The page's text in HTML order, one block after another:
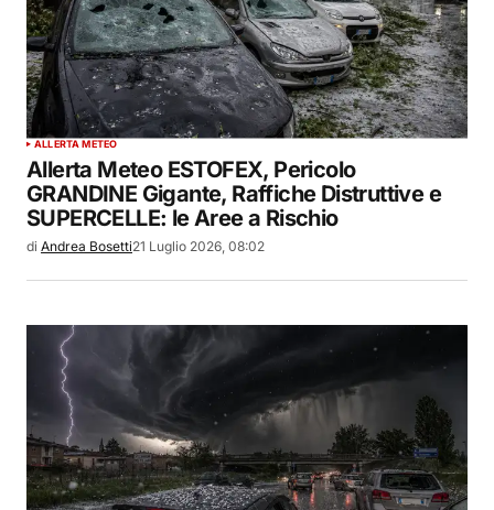
ALLERTA METEO
Allerta Meteo ESTOFEX, Pericolo
GRANDINE Gigante, Raffiche Distruttive e
SUPERCELLE: le Aree a Rischio
di Andrea Bosetti21 Luglio 2026, 08:02